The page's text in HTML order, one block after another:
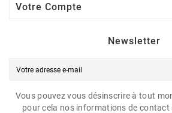
Votre Compte
Newsletter
Vous pouvez vous désinscrire à tout
pour cela nos informations de